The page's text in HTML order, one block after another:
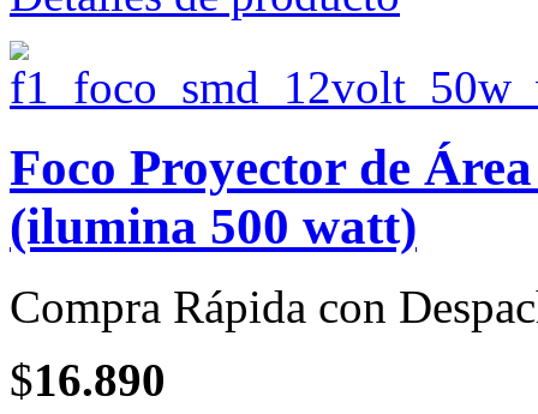
Foco Proyector de
(ilumina 500 watt)
Compra Rápida con
$16.890